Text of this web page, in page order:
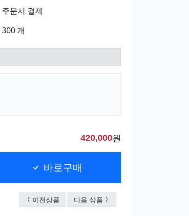
주문시 결제
300 개
420,000원
바로구매
이전상품 오렌지 (원형 멜라민냄비받침)
다음 상품 계량컵 / (200ml)